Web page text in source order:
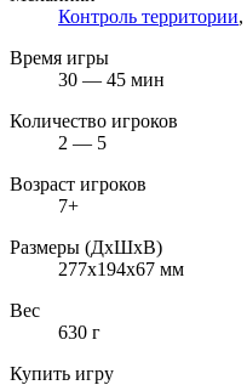
Контроль территории,
Время игры
30 — 45 мин
Количество игроков
2 — 5
Возраст игроков
7+
Размеры (ДxШxВ)
277x194x67 мм
Вес
630 г
Купить игру